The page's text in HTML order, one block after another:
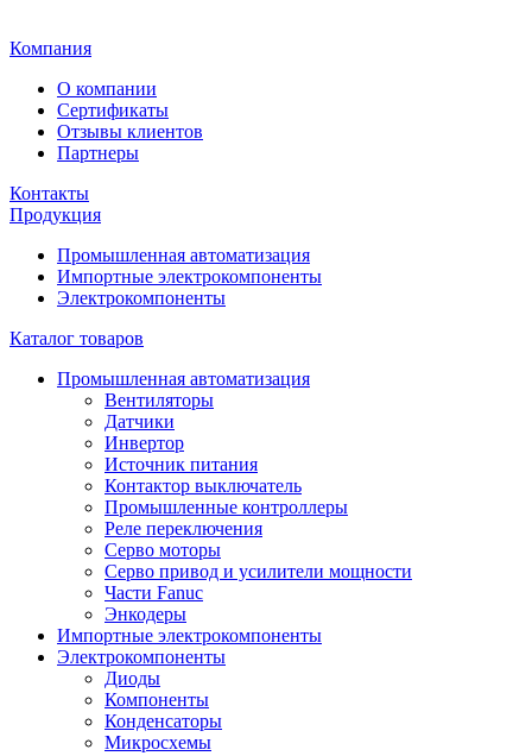
Компания
О компании
Сертификаты
Отзывы клиентов
Партнеры
Контакты
Продукция
Промышленная автоматизация
Импортные электрокомпоненты
Электрокомпоненты
Каталог товаров
Промышленная автоматизация
Вентиляторы
Датчики
Инвертор
Источник питания
Контактор выключатель
Промышленные контроллеры
Реле переключения
Серво моторы
Серво привод и усилители мощности
Части Fanuc
Энкодеры
Импортные электрокомпоненты
Электрокомпоненты
Диоды
Компоненты
Конденсаторы
Микросхемы